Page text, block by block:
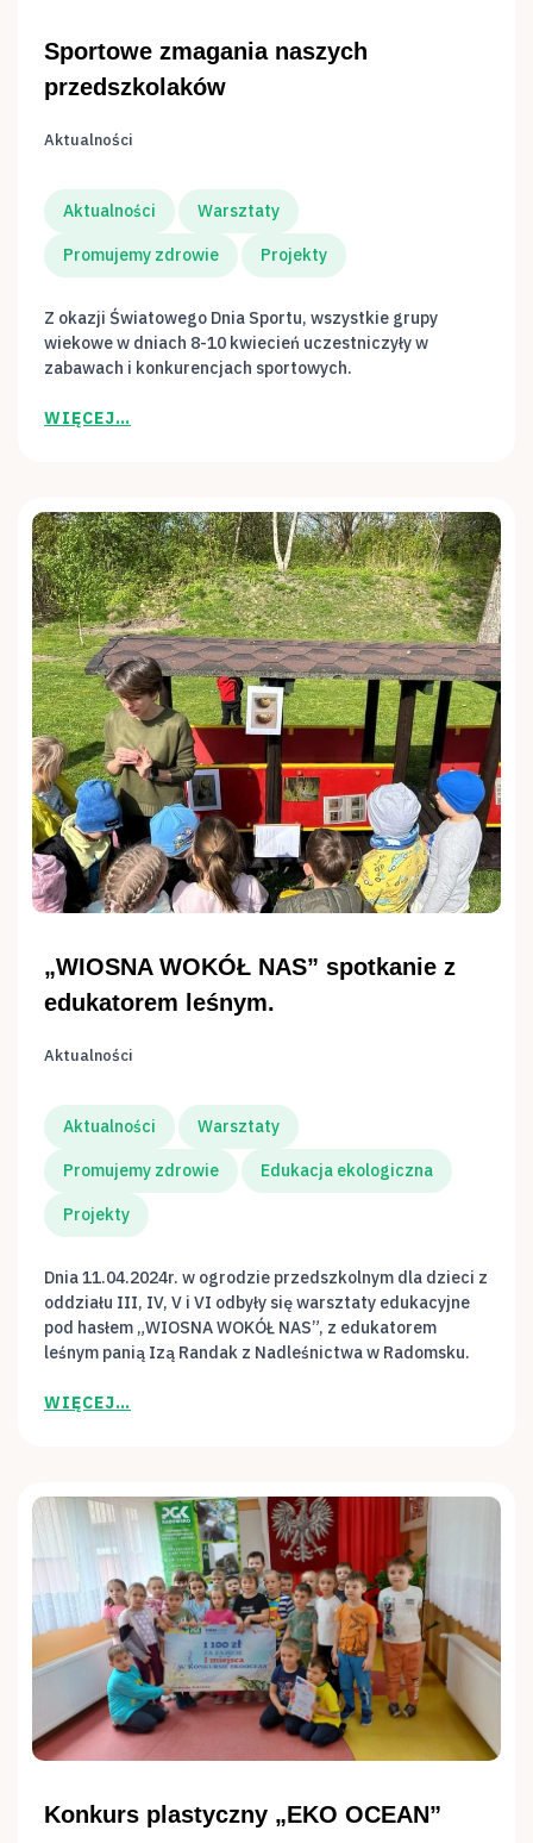
Sportowe zmagania naszych
przedszkolaków
Aktualności
Aktualności Warsztaty
Promujemy zdrowie Projekty
Z okazji Światowego Dnia Sportu, wszystkie grupy
wiekowe w dniach 8-10 kwiecień uczestniczyły w
zabawach i konkurencjach sportowych.
WIĘCEJ…
„WIOSNA WOKÓŁ NAS” spotkanie z
edukatorem leśnym.
Aktualności
Aktualności Warsztaty
Promujemy zdrowie Edukacja ekologiczna
Projekty
Dnia 11.04.2024r. w ogrodzie przedszkolnym dla dzieci z
oddziału III, IV, V i VI odbyły się warsztaty edukacyjne
pod hasłem „WIOSNA WOKÓŁ NAS”, z edukatorem
leśnym panią Izą Randak z Nadleśnictwa w Radomsku.
WIĘCEJ…
Konkurs plastyczny „EKO OCEAN”